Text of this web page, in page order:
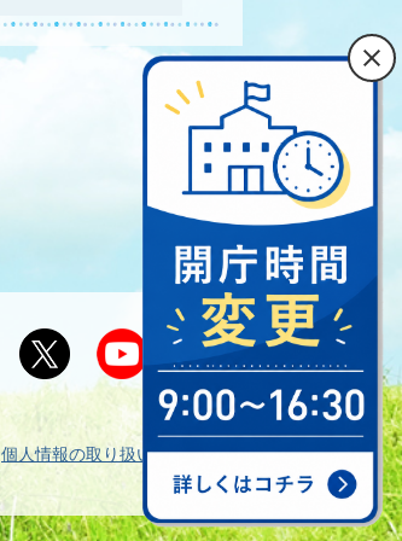
個人情報の取り扱い